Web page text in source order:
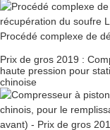
Procédé complexe de
Prix ​​de gros 2019 :
haute pression pour
chinoise